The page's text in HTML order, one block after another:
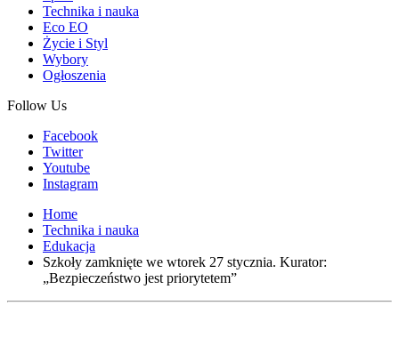
Technika i nauka
Eco EO
Życie i Styl
Wybory
Ogłoszenia
Follow Us
Facebook
Twitter
Youtube
Instagram
Home
Technika i nauka
Edukacja
Szkoły zamknięte we wtorek 27 stycznia. Kurator:
„Bezpieczeństwo jest priorytetem”